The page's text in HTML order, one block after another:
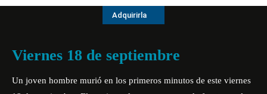
Adquirirla
Viernes 18 de septiembre
Un joven hombre murió en los primeros minutos de este viernes